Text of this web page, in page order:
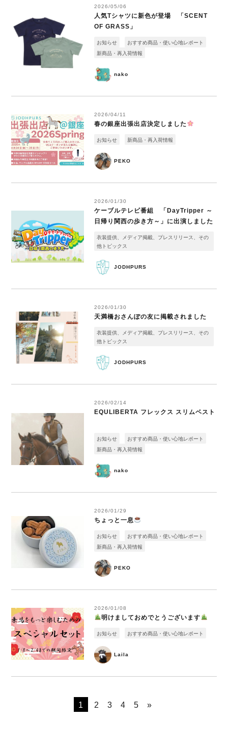
2026/05/06
人気Tシャツに新色が登場 「SCENT
OF GRASS」
nako
お知らせ
おすすめ商品・使い心地レポート
新商品・再入荷情報
2026/04/11
春の銀座出張出店決定しました
PEKO
お知らせ 新商品・再入荷情報
2026/01/30
ケーブルテレビ番組 「DayTripper ～
日帰り関西の歩き方～」に出演しました
JODHPURS
衣装提供、メディア掲載、プレスリリース、その
他トピックス
2026/01/30
天満橋おさんぽの友に掲載されました
JODHPURS
衣装提供、メディア掲載、プレスリリース、その
他トピックス
2026/02/14
EQULIBERTA フレックス スリムベスト
nako
お知らせ
おすすめ商品・使い心地レポート
新商品・再入荷情報
2026/01/29
ちょっと一息
PEKO
お知らせ
おすすめ商品・使い心地レポート
新商品・再入荷情報
2026/01/08
明けましておめでとうございます
Laila
お知らせ おすすめ商品・使い心地レポート
1 2 3 4 5 »